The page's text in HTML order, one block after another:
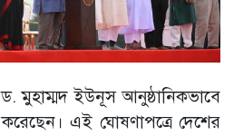
মুহাম্মদ ইউনূস আনুষ্ঠানিকভাবে
এই ঘোষণাপত্রে দেশের